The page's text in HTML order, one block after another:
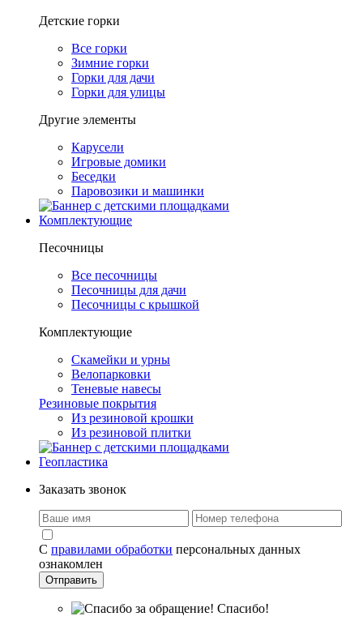
Детские горки
Все горки
Зимние горки
Горки для дачи
Горки для улицы
Другие элементы
Карусели
Игровые домики
Беседки
Паровозики и машинки
Комплектующие
Песочницы
Все песочницы
Песочницы для дачи
Песочницы с крышкой
Комплектующие
Скамейки и урны
Велопарковки
Теневые навесы
Резиновые покрытия
Из резиновой крошки
Из резиновой плитки
Геопластика
Заказать звонок
С правилами обработки персональных данных
ознакомлен
Спасибо!